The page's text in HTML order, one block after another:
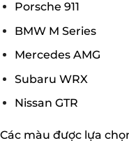
Porsche 911
BMW M Series
Mercedes AMG
Subaru WRX
Nissan GTR
Các màu được lựa